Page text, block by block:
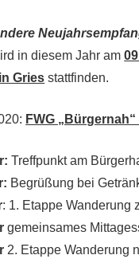
in diesem Jahr am
in Gries stattfinden.
FWG „Bürgernah“
Treffpunkt am
Begrüßung bei
: 1. Etappe Wanderung
gemeinsames
2. Etappe Wanderung